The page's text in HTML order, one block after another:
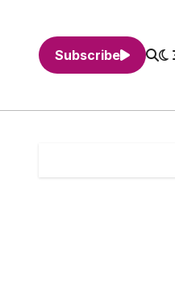
Subscribe